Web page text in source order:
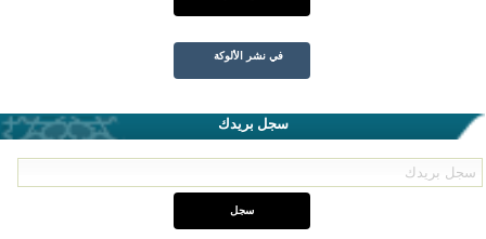
في نشر الألوكة
سجل بريدك